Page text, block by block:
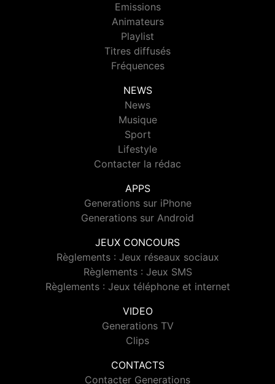
Emissions
Animateurs
Playlist
Titres diffusés
Fréquences
NEWS
News
Musique
Sport
Lifestyle
Contacter la rédac
APPS
Generations sur iPhone
Generations sur Android
JEUX CONCOURS
Règlements : Jeux réseaux sociaux
Règlements : Jeux SMS
Règlements : Jeux téléphone et internet
VIDEO
Generations TV
Clips
CONTACTS
Contacter Generations